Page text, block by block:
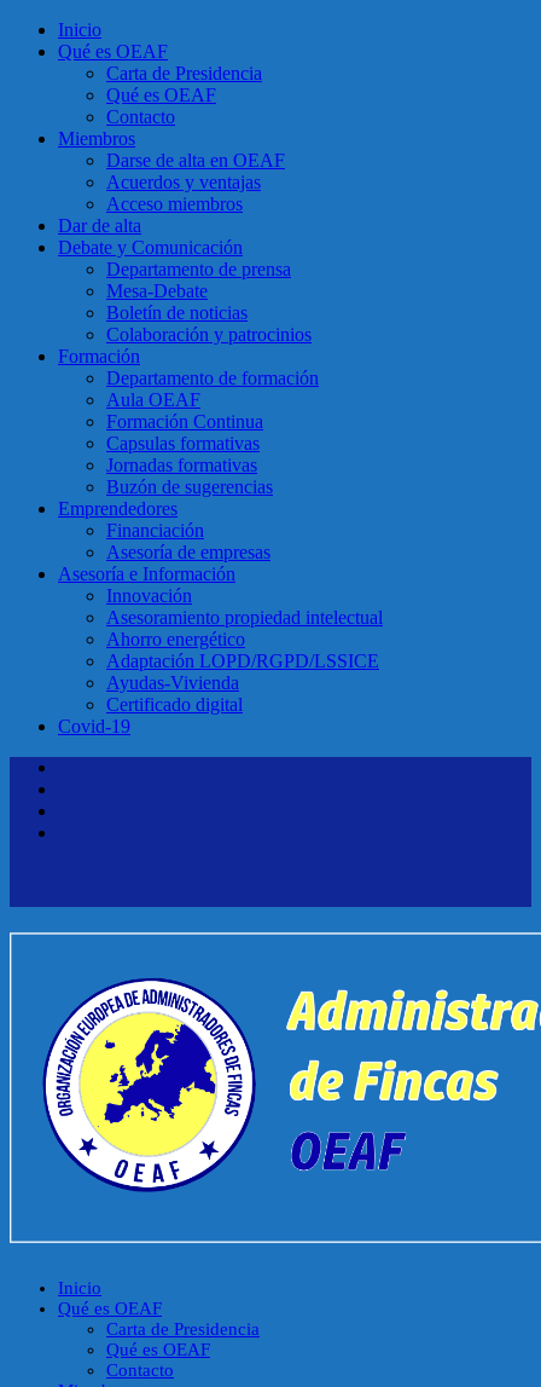
Inicio
Qué es OEAF
Carta de Presidencia
Qué es OEAF
Contacto
Miembros
Darse de alta en OEAF
Acuerdos y ventajas
Acceso miembros
Dar de alta
Debate y Comunicación
Departamento de prensa
Mesa-Debate
Boletín de noticias
Colaboración y patrocinios
Formación
Departamento de formación
Aula OEAF
Formación Continua
Capsulas formativas
Jornadas formativas
Buzón de sugerencias
Emprendedores
Financiación
Asesoría de empresas
Asesoría e Información
Innovación
Asesoramiento propiedad intelectual
Ahorro energético
Adaptación LOPD/RGPD/LSSICE
Ayudas-Vivienda
Certificado digital
Covid-19
Inicio
Qué es OEAF
Carta de Presidencia
Qué es OEAF
Contacto